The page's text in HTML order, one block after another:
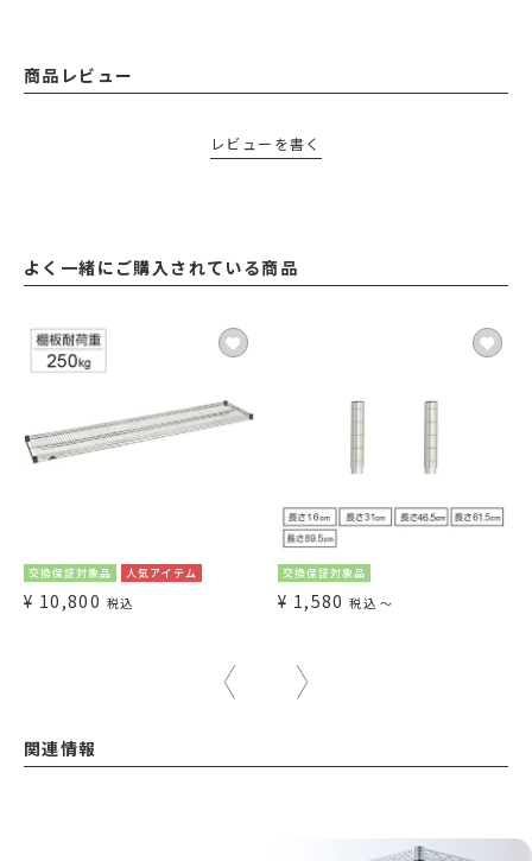
商品レビュー
レビューを書く
よく一緒にご購入されている商品
交換保証対象品 人気アイテム
¥ 10,800 税込
交換保証対象品
¥ 1,580 税込 〜
関連情報